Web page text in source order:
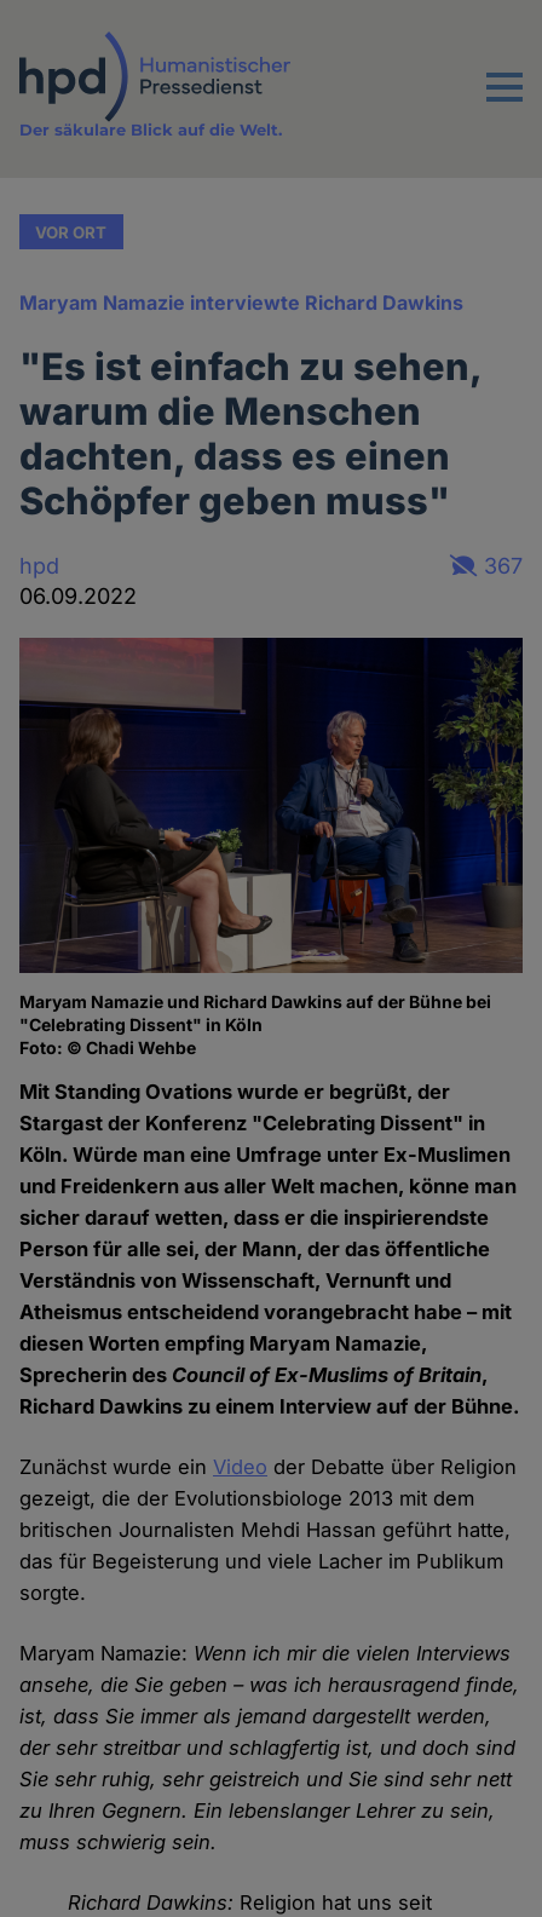
Inhalt
Menu
Der säkulare Blick auf die Welt.
VOR ORT
Maryam Namazie interviewte Richard Dawkins
"Es ist einfach zu sehen,
warum die Menschen
dachten, dass es einen
Schöpfer geben muss"
hpd
06.09.2022
367
Maryam Namazie und Richard Dawkins auf der Bühne bei
"Celebrating Dissent" in Köln
Foto: © Chadi Wehbe
Mit Standing Ovations wurde er begrüßt, der
Stargast der Konferenz "Celebrating Dissent" in
Köln. Würde man eine Umfrage unter Ex-Muslimen
und Freidenkern aus aller Welt machen, könne man
sicher darauf wetten, dass er die inspirierendste
Person für alle sei, der Mann, der das öffentliche
Verständnis von Wissenschaft, Vernunft und
Atheismus entscheidend vorangebracht habe – mit
diesen Worten empfing Maryam Namazie,
Sprecherin des Council of Ex-Muslims of Britain,
Richard Dawkins zu einem Interview auf der Bühne.
Zunächst wurde einVideo der Debatte über Religion
gezeigt, die der Evolutionsbiologe 2013 mit dem
britischen Journalisten Mehdi Hassan geführt hatte,
das für Begeisterung und viele Lacher im Publikum
sorgte.
Maryam Namazie: Wenn ich mir die vielen Interviews
ansehe, die Sie geben – was ich herausragend finde,
ist, dass Sie immer als jemand dargestellt werden,
der sehr streitbar und schlagfertig ist, und doch sind
Sie sehr ruhig, sehr geistreich und Sie sind sehr nett
zu Ihren Gegnern. Ein lebenslanger Lehrer zu sein,
muss schwierig sein.
Richard Dawkins: Religion hat uns seit